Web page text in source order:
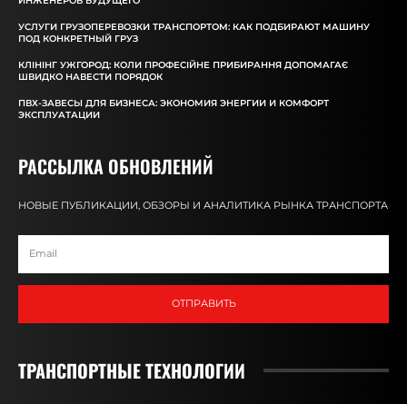
УСЛУГИ ГРУЗОПЕРЕВОЗКИ ТРАНСПОРТОМ: КАК ПОДБИРАЮТ МАШИНУ
ПОД КОНКРЕТНЫЙ ГРУЗ
КЛІНІНГ УЖГОРОД: КОЛИ ПРОФЕСІЙНЕ ПРИБИРАННЯ ДОПОМАГАЄ
ШВИДКО НАВЕСТИ ПОРЯДОК
ПВХ-ЗАВЕСЫ ДЛЯ БИЗНЕСА: ЭКОНОМИЯ ЭНЕРГИИ И КОМФОРТ
ЭКСПЛУАТАЦИИ
РАССЫЛКА ОБНОВЛЕНИЙ
НОВЫЕ ПУБЛИКАЦИИ, ОБЗОРЫ И АНАЛИТИКА РЫНКА ТРАНСПОРТА
ОТПРАВИТЬ
ТРАНСПОРТНЫЕ ТЕХНОЛОГИИ